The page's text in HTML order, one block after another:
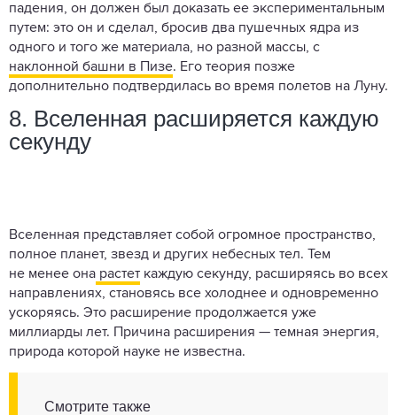
падения, он должен был доказать ее экспериментальным
путем: это он и сделал, бросив два пушечных ядра из
одного и того же материала, но разной массы, с
наклонной башни в Пизе. Его теория позже
дополнительно подтвердилась во время полетов на Луну.
8. Вселенная расширяется каждую
секунду
Вселенная представляет собой огромное пространство,
полное планет, звезд и других небесных тел. Тем
не менее она растет каждую секунду, расширяясь во всех
направлениях, становясь все холоднее и одновременно
ускоряясь. Это расширение продолжается уже
миллиарды лет. Причина расширения — темная энергия,
природа которой науке не известна.
Смотрите также